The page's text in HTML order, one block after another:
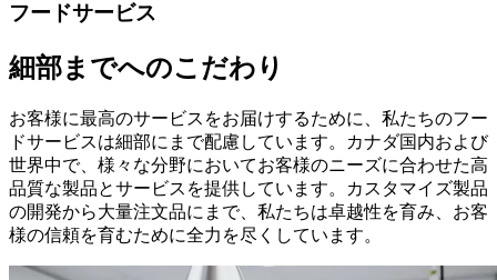
フードサービス
細部までへのこだわり
お客様に最高のサービスをお届けするために、私たちのフー
ドサービスは細部にまで配慮しています。カナダ国内および
世界中で、様々な分野においてお客様のニーズに合わせた高
品質な製品とサービスを提供しています。カスタマイズ製品
の開発から大量注文品にまで、私たちは卓越性を育み、お客
様の信頼を育むために全力を尽くしています。